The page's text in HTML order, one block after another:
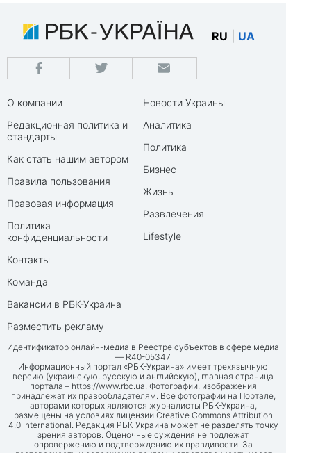
RU UA
О компании
Редакционная политика и
стандарты
Как стать нашим автором
Правила пользования
Правовая информация
Политика
конфиденциальности
Контакты
Команда
Вакансии в РБК-Украина
Разместить рекламу
Новости Украины
Аналитика
Политика
Бизнес
Жизнь
Развлечения
Lifestyle
Идентификатор онлайн-медиа в Реестре субъектов в сфере медиа
— R40-05347
Информационный портал «РБК-Украина» имеет трехязычную
версию (украинскую, русскую и английскую), главная страница
портала – https://www.rbc.ua. Фотографии, изображения
принадлежат их правообладателям. Все фотографии на Портале,
авторами которых являются журналисты РБК-Украина,
размещены на условиях лицензии Creative Commons Attribution
4.0 International. Редакция РБК-Украина может не разделять точку
зрения авторов. Оценочные суждения не подлежат
опровержению и подтверждению их правдивости. За